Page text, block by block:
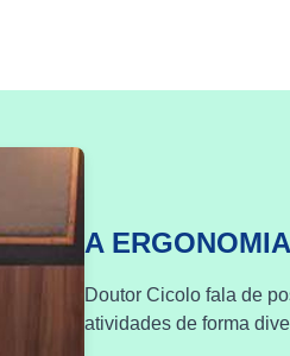
A
Doutor Cicolo fala de
atividades de forma